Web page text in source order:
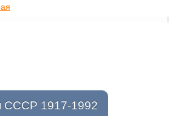
СССР 1917-1992